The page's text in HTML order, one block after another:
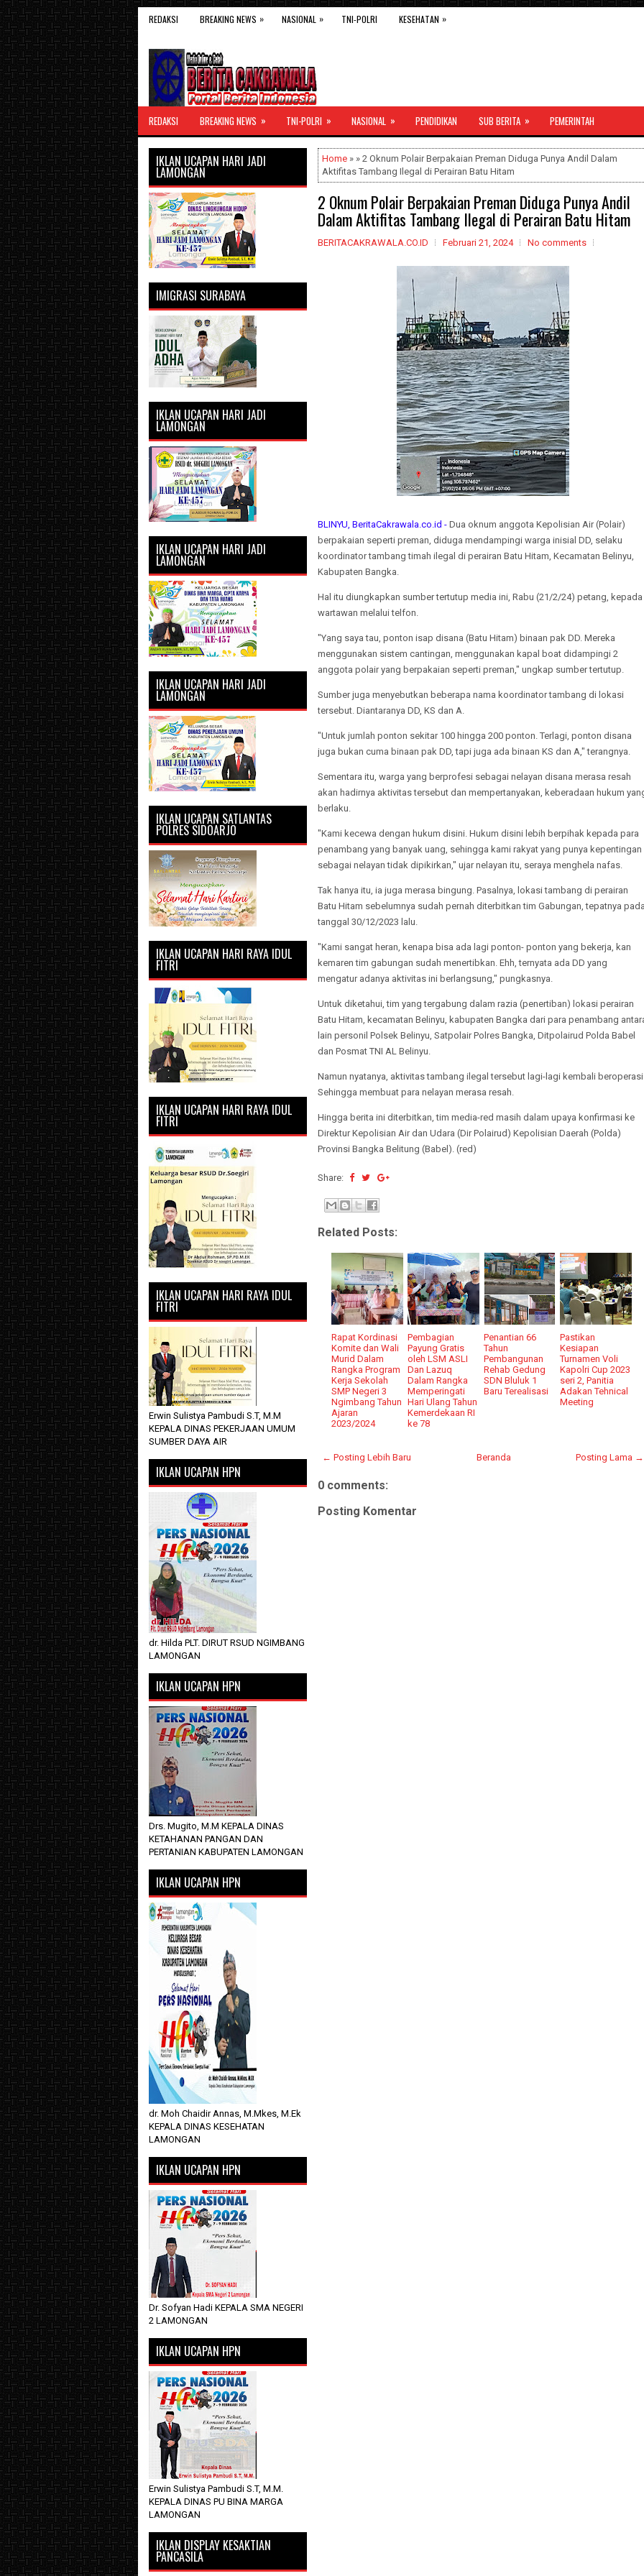
REDAKSI BREAKING NEWS » NASIONAL » TNI-POLRI KESEHATAN »
REDAKSI BREAKING NEWS » TNI-POLRI » NASIONAL » PENDIDIKAN SUB BERITA » PEMERINTAH
Home » » 2 Oknum Polair Berpakaian Preman Diduga Punya Andil Dalam
Aktifitas Tambang Ilegal di Perairan Batu Hitam
2 Oknum Polair Berpakaian Preman Diduga Punya Andil
Dalam Aktifitas Tambang Ilegal di Perairan Batu Hitam
BERITACAKRAWALA.CO.ID Februari 21, 2024 No comments
BLINYU, BeritaCakrawala.co.id - Dua oknum anggota Kepolisian Air (Polair)
berpakaian seperti preman, diduga mendampingi warga inisial DD, selaku
koordinator tambang timah ilegal di perairan Batu Hitam, Kecamatan Belinyu,
Kabupaten Bangka.
Hal itu diungkapkan sumber tertutup media ini, Rabu (21/2/24) petang, kepada
wartawan melalui telfon.
"Yang saya tau, ponton isap disana (Batu Hitam) binaan pak DD. Mereka
menggunakan sistem cantingan, menggunakan kapal boat didampingi 2
anggota polair yang berpakaian seperti preman," ungkap sumber tertutup.
Sumber juga menyebutkan beberapa nama koordinator tambang di lokasi
tersebut. Diantaranya DD, KS dan A.
"Untuk jumlah ponton sekitar 100 hingga 200 ponton. Terlagi, ponton disana
juga bukan cuma binaan pak DD, tapi juga ada binaan KS dan A," terangnya.
Sementara itu, warga yang berprofesi sebagai nelayan disana merasa resah
akan hadirnya aktivitas tersebut dan mempertanyakan, keberadaan hukum
berlaku.
"Kami kecewa dengan hukum disini. Hukum disini lebih berpihak kepada para
penambang yang banyak uang, sehingga kami rakyat yang punya kepentingan
sebagai nelayan tidak dipikirkan," ujar nelayan itu, seraya menghela nafas.
Tak hanya itu, ia juga merasa bingung. Pasalnya, lokasi tambang di perairan
Batu Hitam sebelumnya sudah pernah diterbitkan tim Gabungan, tepatnya
tanggal 30/12/2023 lalu.
"Kami sangat heran, kenapa bisa ada lagi ponton- ponton yang bekerja, kan
kemaren tim gabungan sudah menertibkan. Ehh, ternyata ada DD yang
mengatur adanya aktivitas ini berlangsung," pungkasnya.
Untuk diketahui, tim yang tergabung dalam razia (penertiban) lokasi perairan
Batu Hitam, kecamatan Belinyu, kabupaten Bangka dari para penambang
lain personil Polsek Belinyu, Satpolair Polres Bangka, Ditpolairud Polda Babel
dan Posmat TNI AL Belinyu.
Namun nyatanya, aktivitas tambang ilegal tersebut lagi-lagi kembali
Sehingga membuat para nelayan merasa resah.
Hingga berita ini diterbitkan, tim media-red masih dalam upaya konfirmasi ke
Direktur Kepolisian Air dan Udara (Dir Polairud) Kepolisian Daerah (Polda)
Provinsi Bangka Belitung (Babel). (red)
Share:
Related Posts:
Rapat Kordinasi
Komite dan Wali
Murid Dalam
Rangka Program
Kerja Sekolah
SMP Negeri 3
Ngimbang Tahun
Ajaran
2023/2024
Pembagian
Payung Gratis
oleh LSM ASLI
Dan Lazuq
Dalam Rangka
Memperingati
Hari Ulang Tahun
Kemerdekaan RI
ke 78
Penantian 66
Tahun
Pembangunan
Rehab Gedung
SDN Bluluk 1
Baru Terealisasi
Pastikan
Kesiapan
Turnamen Voli
Kapolri Cup 2023
seri 2, Panitia
Adakan Tehnical
Meeting
← Posting Lebih Baru Posting Lama →
Beranda
0 comments:
Posting Komentar
IKLAN UCAPAN HARI JADI
LAMONGAN
IMIGRASI SURABAYA
IKLAN UCAPAN HARI JADI
LAMONGAN
IKLAN UCAPAN HARI JADI
LAMONGAN
IKLAN UCAPAN HARI JADI
LAMONGAN
IKLAN UCAPAN SATLANTAS
POLRES SIDOARJO
IKLAN UCAPAN HARI RAYA IDUL
FITRI
IKLAN UCAPAN HARI RAYA IDUL
FITRI
IKLAN UCAPAN HARI RAYA IDUL
FITRI
Erwin Sulistya Pambudi S.T, M.M
KEPALA DINAS PEKERJAAN UMUM
SUMBER DAYA AIR
IKLAN UCAPAN HPN
dr. Hilda PLT. DIRUT RSUD NGIMBANG
LAMONGAN
IKLAN UCAPAN HPN
Drs. Mugito, M.M KEPALA DINAS
KETAHANAN PANGAN DAN
PERTANIAN KABUPATEN LAMONGAN
IKLAN UCAPAN HPN
dr. Moh Chaidir Annas, M.Mkes, M.Ek
KEPALA DINAS KESEHATAN
LAMONGAN
IKLAN UCAPAN HPN
Dr. Sofyan Hadi KEPALA SMA NEGERI
2 LAMONGAN
IKLAN UCAPAN HPN
Erwin Sulistya Pambudi S.T, M.M.
KEPALA DINAS PU BINA MARGA
LAMONGAN
IKLAN DISPLAY KESAKTIAN
PANCASILA